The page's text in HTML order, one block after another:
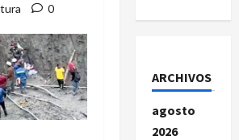
0
ARCHIVOS
agosto
2026